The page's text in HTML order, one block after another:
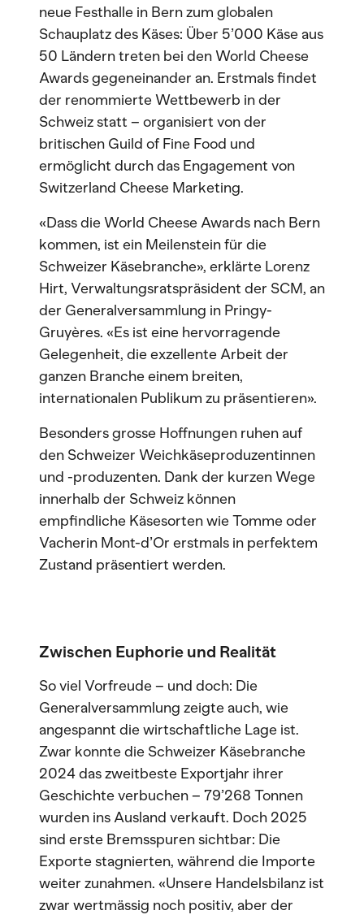
neue Festhalle in Bern zum globalen
Schauplatz des Käses: Über 5’000 Käse aus
50 Ländern treten bei den World Cheese
Awards gegeneinander an. Erstmals findet
der renommierte Wettbewerb in der
Schweiz statt – organisiert von der
britischen Guild of Fine Food und
ermöglicht durch das Engagement von
Switzerland Cheese Marketing.
«Dass die World Cheese Awards nach Bern
kommen, ist ein Meilenstein für die
Schweizer Käsebranche», erklärte Lorenz
Hirt, Verwaltungsratspräsident der SCM, an
der Generalversammlung in Pringy-
Gruyères. «Es ist eine hervorragende
Gelegenheit, die exzellente Arbeit der
ganzen Branche einem breiten,
internationalen Publikum zu präsentieren».
Besonders grosse Hoffnungen ruhen auf
den Schweizer Weichkäseproduzentinnen
und -produzenten. Dank der kurzen Wege
innerhalb der Schweiz können
empfindliche Käsesorten wie Tomme oder
Vacherin Mont-d’Or erstmals in perfektem
Zustand präsentiert werden.
Zwischen Euphorie und Realität
So viel Vorfreude – und doch: Die
Generalversammlung zeigte auch, wie
angespannt die wirtschaftliche Lage ist.
Zwar konnte die Schweizer Käsebranche
2024 das zweitbeste Exportjahr ihrer
Geschichte verbuchen – 79’268 Tonnen
wurden ins Ausland verkauft. Doch 2025
sind erste Bremsspuren sichtbar: Die
Exporte stagnierten, während die Importe
weiter zunahmen. «Unsere Handelsbilanz ist
zwar wertmässig noch positiv, aber der